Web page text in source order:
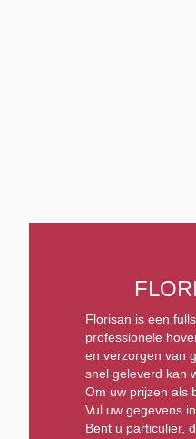
Florisan is een
professionele
en verzorgen van
snel geleverd kan
Om uw prijzen als
Vul uw gegevens
Bent u particulier,